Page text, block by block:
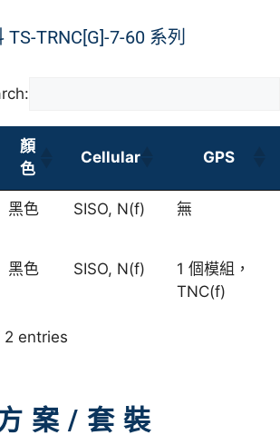
TS-TRNC[G]-7-60 系列
顏
色
Cellular GPS
黑色 SISO, N(f) 無
黑色 SISO, N(f)
1 個模組，
TNC(f)
2 entries
案/套裝